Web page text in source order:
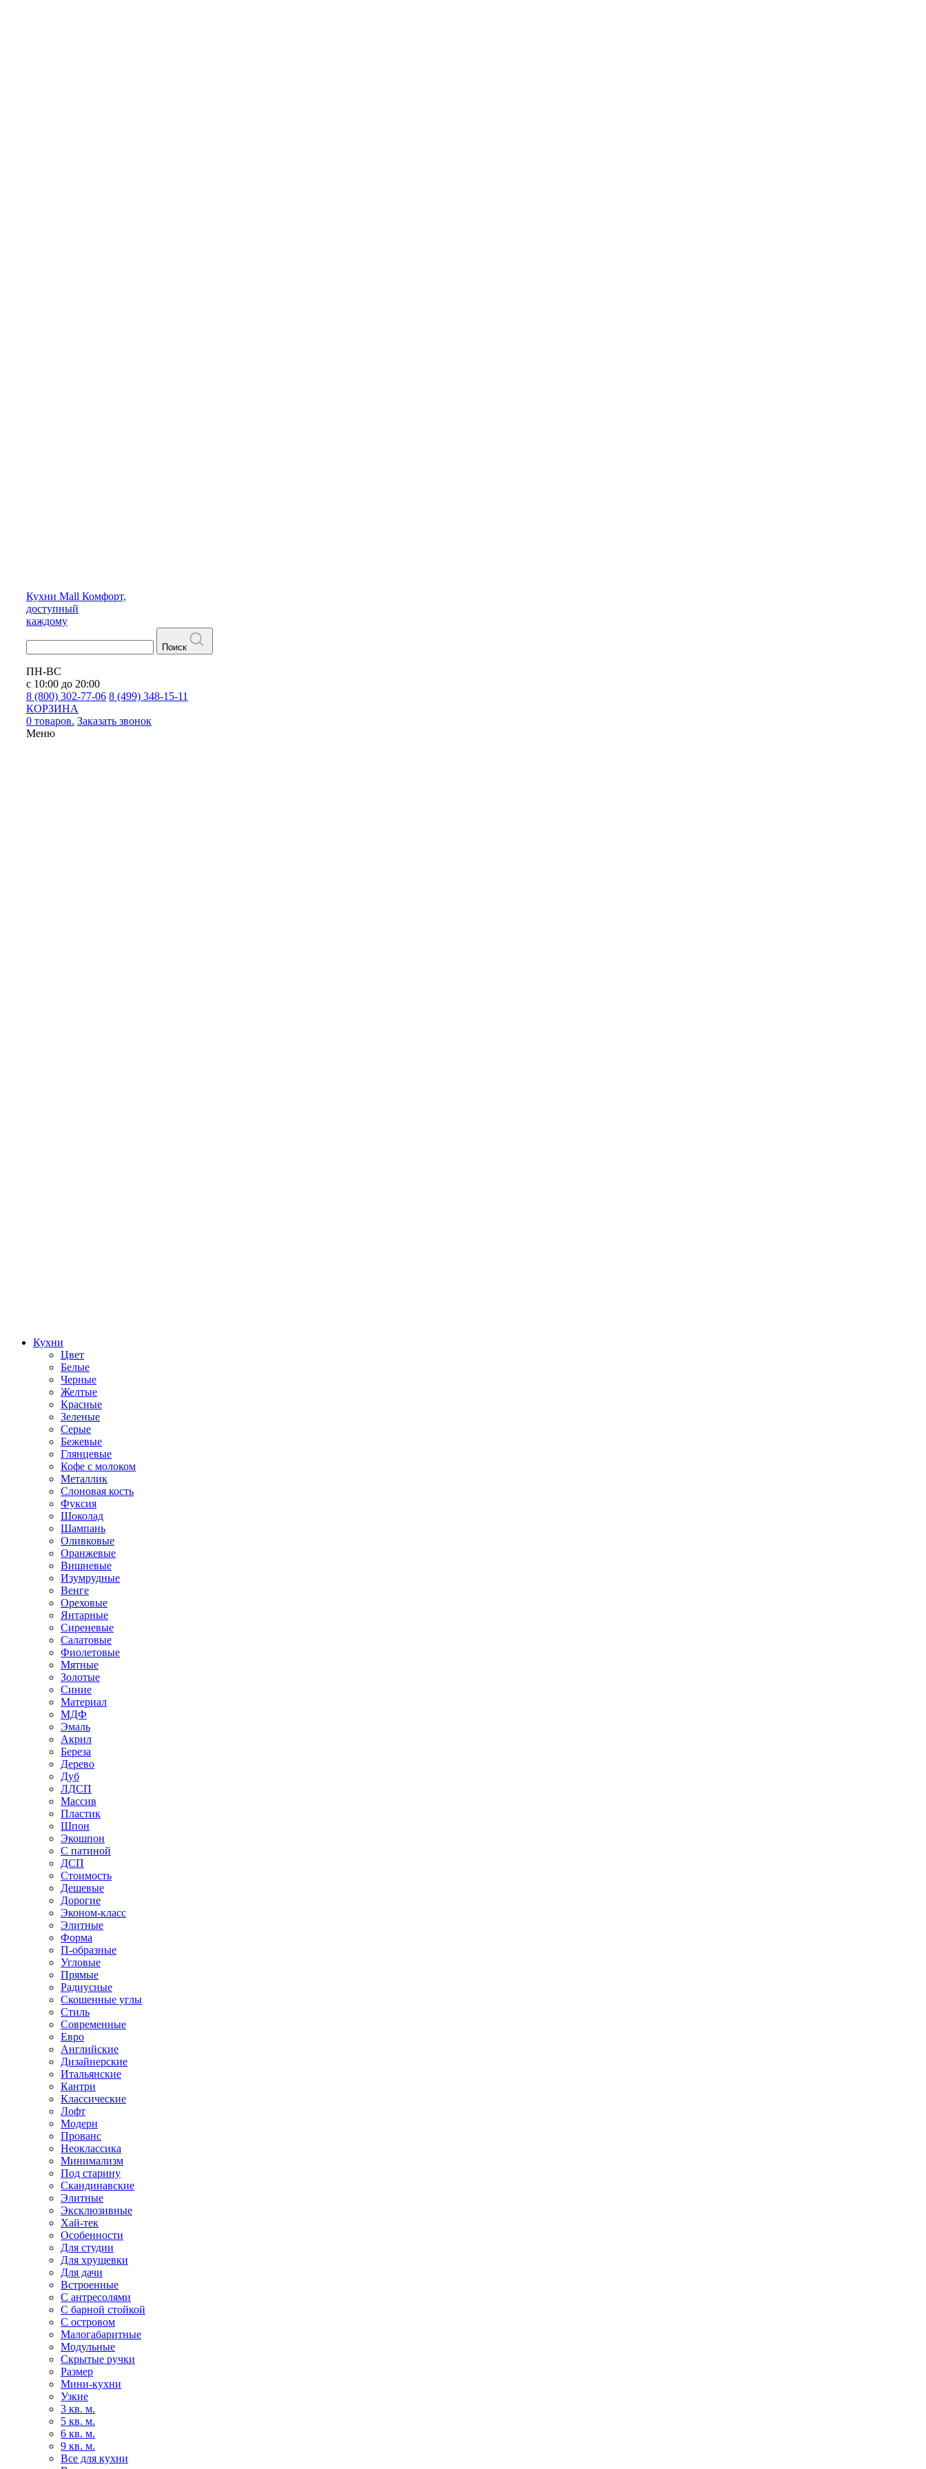
Кухни Mall Комфорт,
доступный
каждому
Поиск
ПН-ВС
с 10:00 до 20:00
8 (800) 302-77-06 8 (499) 348-15-11
КОРЗИНА
0 товаров. Заказать звонок
Меню
Кухни
Цвет
Белые
Черные
Желтые
Красные
Зеленые
Серые
Бежевые
Глянцевые
Кофе с молоком
Металлик
Слоновая кость
Фуксия
Шоколад
Шампань
Оливковые
Оранжевые
Вишневые
Изумрудные
Венге
Ореховые
Янтарные
Сиреневые
Салатовые
Фиолетовые
Мятные
Золотые
Синие
Материал
МДФ
Эмаль
Акрил
Береза
Дерево
Дуб
ЛДСП
Массив
Пластик
Шпон
Экошпон
С патиной
ДСП
Стоимость
Дешевые
Дорогие
Эконом-класс
Элитные
Форма
П-образные
Угловые
Прямые
Радиусные
Скошенные углы
Стиль
Современные
Евро
Английские
Дизайнерские
Итальянские
Кантри
Классические
Лофт
Модерн
Прованс
Неоклассика
Минимализм
Под старину
Скандинавские
Элитные
Эксклюзивные
Хай-тек
Особенности
Для студии
Для хрущевки
Для дачи
Встроенные
С антресолями
С барной стойкой
С островом
Малогабаритные
Модульные
Скрытые ручки
Размер
Мини-кухни
Узкие
3 кв. м.
5 кв. м.
6 кв. м.
9 кв. м.
Все для кухни